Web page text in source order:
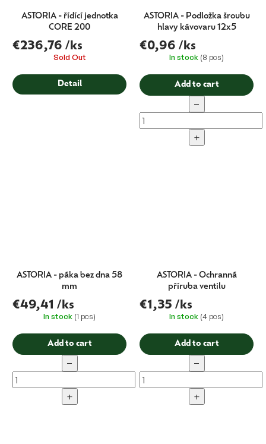
ASTORIA - řídící jednotka
CORE 200
€236,76 /ks
Sold Out
Detail
ASTORIA - Podložka šroubu
hlavy kávovaru 12x5
€0,96 /ks
In stock (8 pcs)
Add to cart
−
+
ASTORIA - páka bez dna 58
mm
€49,41 /ks
In stock (1 pcs)
Add to cart
−
+
ASTORIA - Ochranná
příruba ventilu
€1,35 /ks
In stock (4 pcs)
Add to cart
−
+